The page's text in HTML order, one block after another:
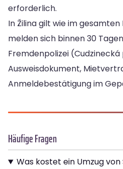
erforderlich.
In Žilina gilt wie im gesamten
melden sich binnen 30
Fremdenpolizei
Ausweisdokument,
Anmeldebestätigung im
Häufige Fragen
Was kostet ein Umzug